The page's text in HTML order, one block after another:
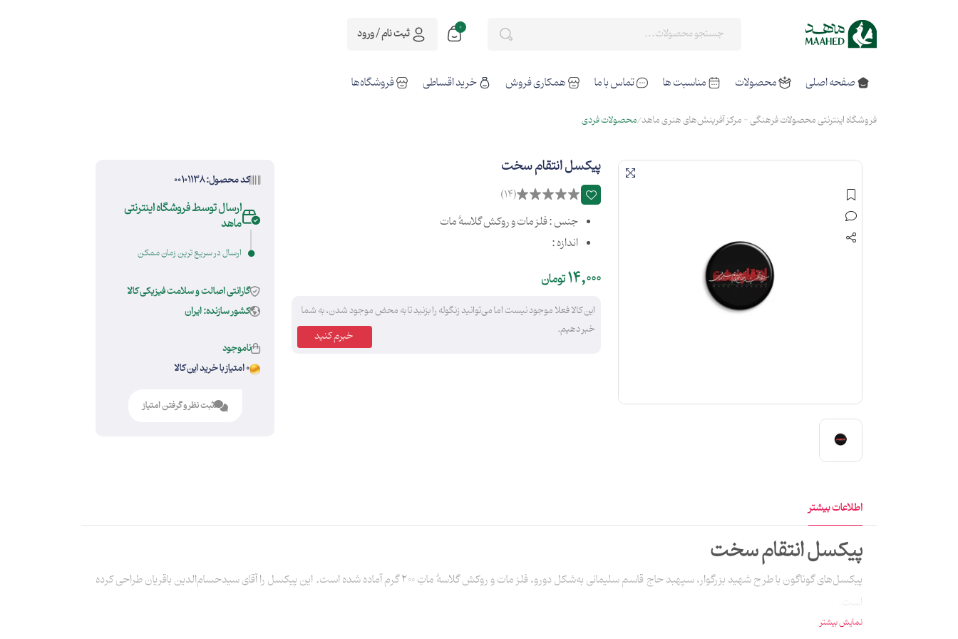
0 ثبت نام / ورود
صفحه اصلی محصولات مناسبت ها تماس با ما همکاری فروش خرید اقساطی فروشگاه‌ها
فروشگاه اینترنتی محصولات فرهنگی - مرکز آفرینش‌های هنری ماهد محصولات فردی
پیکسل انتقام سخت
(14)
جنس : فلز مات و روکش گلاسۀ مات
اندازه :
14,000تومان
این کالا فعلا موجود نیست اما می‌توانید زنگوله را بزنید تا به محض موجود شدن، به شما
خبر دهیم.
کد محصول: 00101138
ارسال توسط فروشگاه اینترنتی
ماهد
ارسال در سریع ترین زمان ممکن
گارانتی اصالت و سلامت فیزیکی کالا
کشور سازنده: ایران
ناموجود
0 امتیاز با خرید این کالا
ثبت نظر و گرفتن امتیاز
اطلاعات بیشتر
پیکسل انتقام سخت
پیکسل‌های گوناگون با طرح شهید بزرگوار،‌ سپهبد حاج قاسم سلیمانی به‌شکل دورو، فلز مات و روکش گلاسۀ ماتِ 200 گرم آماده شده است. این پیکسل را آقای سیدحسام‌الدین باقریان طراحی کرده
است.
نمایش بیشتر